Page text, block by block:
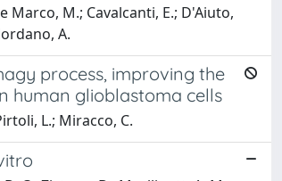
Marco, M.; Cavalcanti, E.; D'Aiuto,
A.
process, improving the
human glioblastoma cells
L.; Miracco, C.